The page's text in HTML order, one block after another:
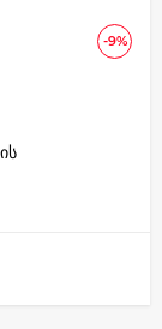
-9%